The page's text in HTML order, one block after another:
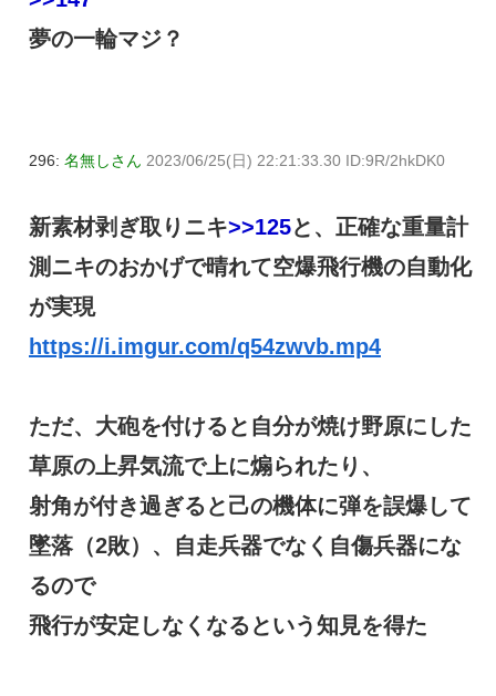
夢の一輪マジ？
296: 名無しさん 2023/06/25(日) 22:21:33.30 ID:9R/2hkDK0
新素材剥ぎ取りニキ>>125と、正確な重量計
測ニキのおかげで晴れて空爆飛行機の自動化
が実現
https://i.imgur.com/q54zwvb.mp4
ただ、大砲を付けると自分が焼け野原にした
草原の上昇気流で上に煽られたり、
射角が付き過ぎると己の機体に弾を誤爆して
墜落（2敗）、自走兵器でなく自傷兵器にな
るので
飛行が安定しなくなるという知見を得た